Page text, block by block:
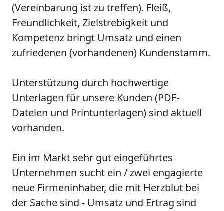
(Vereinbarung ist zu treffen). Fleiß,
Freundlichkeit, Zielstrebigkeit und
Kompetenz bringt Umsatz und einen
zufriedenen (vorhandenen) Kundenstamm.
Unterstützung durch hochwertige
Unterlagen für unsere Kunden (PDF-
Dateien und Printunterlagen) sind aktuell
vorhanden.
Ein im Markt sehr gut eingeführtes
Unternehmen sucht ein / zwei engagierte
neue Firmeninhaber, die mit Herzblut bei
der Sache sind - Umsatz und Ertrag sind